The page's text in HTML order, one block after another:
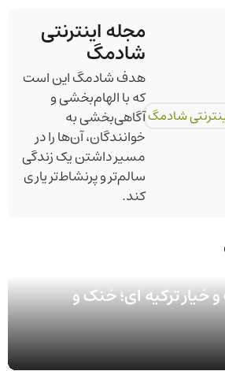
مجله اینترنتی
شادمگ
هدف شادمگ این است
که با الهام‌بخشی و
آگاهی‌بخشی به
خوانندگان، آن‌ها را در
مسیر داشتن یک زندگی
سالم‌تر و پرنشاط‌تر یاری
کند.
خیار ترکیه‌ ای؛ خنک و